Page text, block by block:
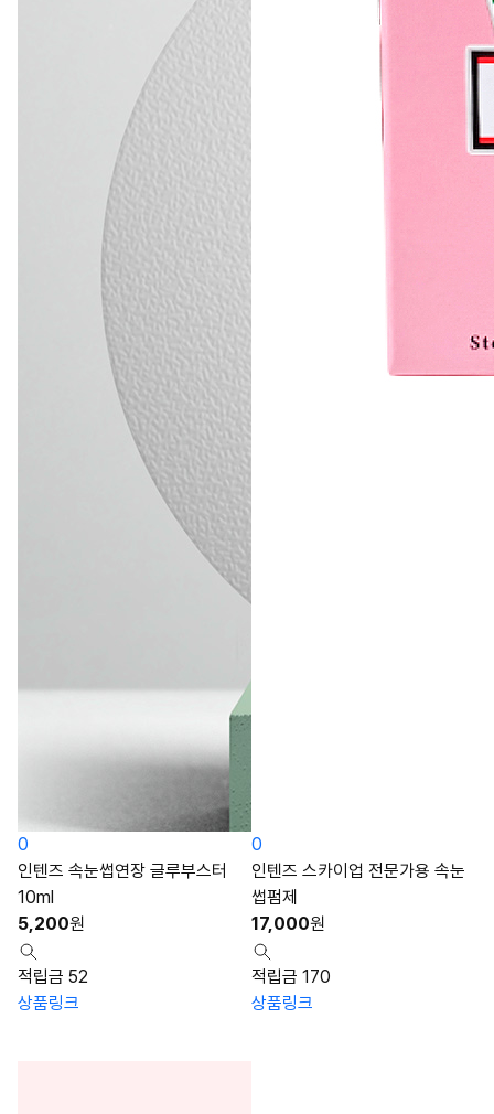
0
인텐즈 속눈썹연장 글루부스터
10ml
5,200원
적립금 52
상품링크
0
인텐즈 스카이업 전문가용 속눈
썹펌제
17,000원
적립금 170
상품링크